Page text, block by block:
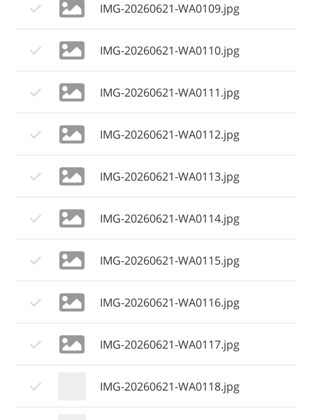
IMG-20260621-WA0109.jpg
IMG-20260621-WA0110.jpg
IMG-20260621-WA0111.jpg
IMG-20260621-WA0112.jpg
IMG-20260621-WA0113.jpg
IMG-20260621-WA0114.jpg
IMG-20260621-WA0115.jpg
IMG-20260621-WA0116.jpg
IMG-20260621-WA0117.jpg
IMG-20260621-WA0118.jpg